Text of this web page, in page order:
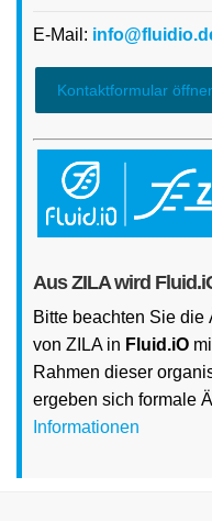
E-Mail:
Kontaktformular
Aus ZILA wird
Bitte beachten Sie
von ZILA in Fluid.iO
Rahmen dieser
ergeben sich formale
Informationen